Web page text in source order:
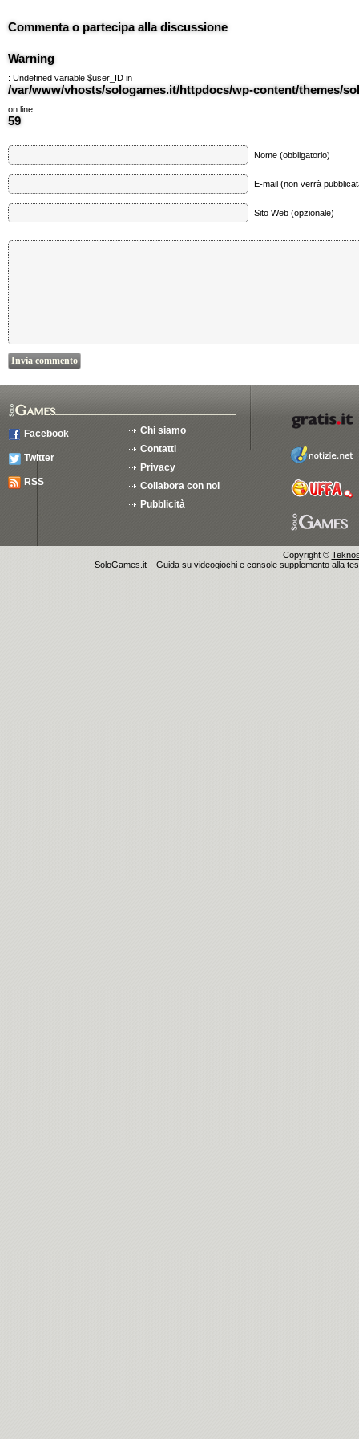
Commenta o partecipa alla discussione
Warning
: Undefined variable $user_ID in
/var/www/vhosts/sologames.it/httpdocs/wp-content/themes/
on line
59
Nome (obbligatorio)
E-mail (non verrà
Sito Web (opzionale)
Facebook
Twitter
RSS
Chi siamo
Contatti
Privacy
Collabora con noi
Pubblicità
Copyright ©
SoloGames.it – Guida su videogiochi e console supplemento alla